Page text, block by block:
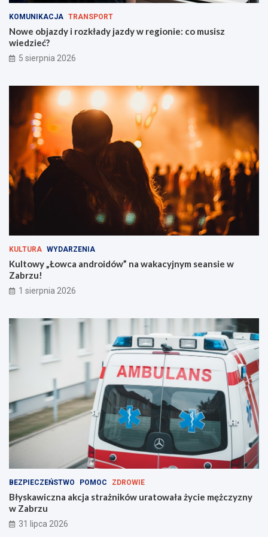
n
e
O
F
F
v
u
ż
z
i
e
m
!
i
s
w
i
e
?
KOMUNIKACJA TRANSPORT
Nowe objazdy i rozkłady jazdy w regionie: co musisz
wiedzieć?
5 sierpnia 2026
KULTURA WYDARZENIA
Kultowy „Łowca androidów” na wakacyjnym seansie w
Zabrzu!
1 sierpnia 2026
BEZPIECZEŃSTWO POMOC ZDROWIE
Błyskawiczna akcja strażników uratowała życie mężczyzny
w Zabrzu
31 lipca 2026